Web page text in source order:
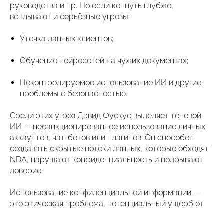
руководства и пр. Но если копнуть глубже,
всплывают и серьёзные угрозы:
Утечка данных клиентов;
Обучение нейросетей на чужих документах;
Неконтролируемое использование ИИ и другие
проблемы с безопасностью.
Среди этих угроз Дэвид Фускус выделяет теневой
ИИ — несанкционированное использование личных
аккаунтов, чат-ботов или плагинов. Он способен
создавать скрытые потоки данных, которые обходят
NDA, нарушают конфиденциальность и подрывают
доверие.
Использование конфиденциальной информации —
это этическая проблема, потенциальный ущерб от